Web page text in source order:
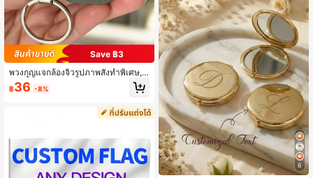
Save ฿3
พวงกุญแจกล้องจิ๋วรูปภาพสั่งทำพิเศษ,
ของที่ระลึกส่วนบุคคลพร้อมช่องใส่รูปภา
พที่ปรับแต่งได้, พวงกุญแจรูปกล้องน่ารั
น, อุปกรณ์เสริมพกพาประจำวันที่ปรับแ
ต่งได้ไม่เหมือนใคร, ของตกแต่งสวน
฿36 -8%
6